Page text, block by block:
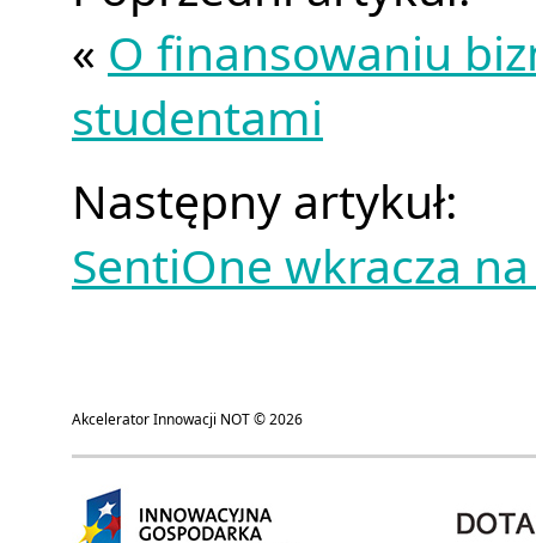
« O finansowaniu
studentami
Następny artykuł:
SentiOne wkracza
Akcelerator Innowacji NOT © 2026